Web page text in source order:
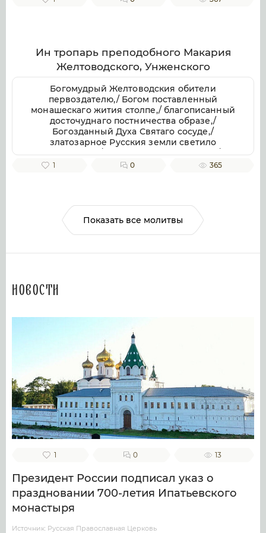
Ин тропарь преподобного Макария
Желтоводского, Унженского
Богомудрый Желтоводския обители
первоздателю,/ Богом поставленный
монашескаго жития столпе,/ благописанный
досточуднаго постничества образе,/
Богозданный Духа Святаго сосуде,/
златозарное Русския земли светило
всесветлое,/ молим тя, отче Макарие,/
светозарною молитв твоих лучею разрешай
1 0 365
Показать все молитвы
Новости
1 0 13
Президент России подписал указ о
праздновании 700-летия Ипатьевского
монастыря
Источник: Русская Православная Церковь